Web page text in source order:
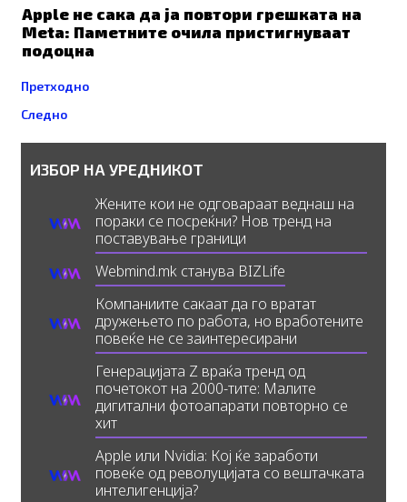
Apple не сака да ја повтори грешката на
Meta: Паметните очила пристигнуваат
подоцна
Prev
Претходно
Следно
Next
ИЗБОР НА УРЕДНИКОТ
Жените кои не одговараат веднаш на
пораки се посреќни? Нов тренд на
поставување граници
Webmind.mk станува BIZLife
Компаниите сакаат да го вратат
дружењето по работа, но вработените
повеќе не се заинтересирани
Генерацијата Z враќа тренд од
почетокот на 2000-тите: Малите
дигитални фотоапарати повторно се
хит
Apple или Nvidia: Кој ќе заработи
повеќе од револуцијата со вештачката
интелигенција?